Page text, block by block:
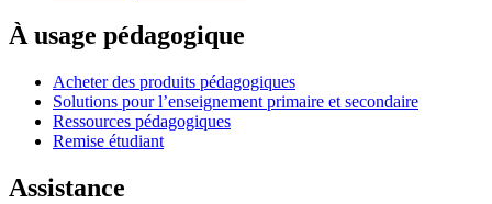
À usage pédagogique
Acheter des produits pédagogiques
Solutions pour l’enseignement primaire et secondaire
Ressources pédagogiques
Remise étudiant
Assistance